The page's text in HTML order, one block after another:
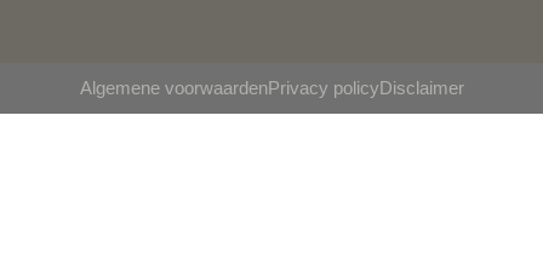
Algemene voorwaardenPrivacy policyDisclaimer